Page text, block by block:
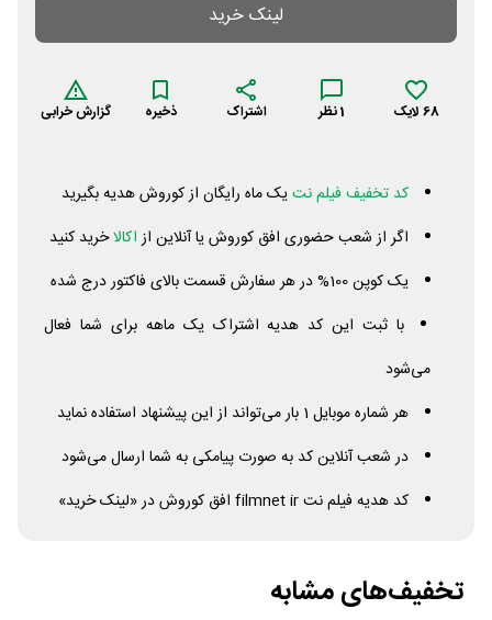
لینک خرید
68 لایک 1نظر اشتراک ذخیره گزارش خرابی
کد تخفیف فیلم نتیک ماه رایگان از کوروش هدیه بگیرید
اگر از شعب حضوری افق کوروش یا آنلاین ازاکالاخرید کنید
یک کوپن 100% در هر سفارش قسمت بالای فاکتور درج شده
با ثبت این کد هدیه اشتراک یک ماهه برای شما فعال
می‌شود
هر شماره موبایل 1 بار می‌تواند از این پیشنهاد استفاده نماید
در شعب آنلاین کد به صورت پیامکی به شما ارسال می‌شود
کد هدیه فیلم نت
filmnetir افق کوروش در «لینک خرید»
تخفیف‌های مشابه